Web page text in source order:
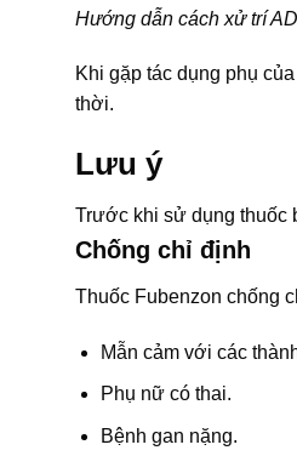
Hướng dẫn cách xử trí
Khi gặp tác dụng phụ
thời.
Lưu ý
Trước khi sử dụng thuốc
Chống chỉ định
Thuốc Fubenzon chống
Mẫn cảm với các
Phụ nữ có thai.
Bệnh gan nặng.